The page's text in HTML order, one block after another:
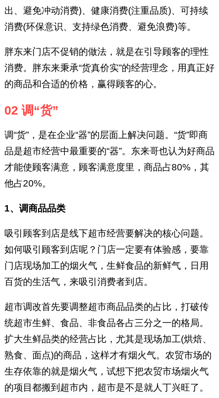
出、避免冲动消费)、健康消费(注重品质)、可持续
消费(环保意识、支持绿色消费、避免浪费)等。
胖东来门店不促销的做法，就是在引导顾客的理性
消费。胖东来秉承“货真价实”的经营理念，用真正好
的商品和合适的价格，赢得顾客的心。
02 调“货”
调“货”，是在企业“器”的层面上解决问题。“货”即商
品是超市经营中最重要的“器”。东来哥也认为好商品
才能使顾客满意，顾客满意度里，商品占80%，其
他占20%。
1、调商品品类
吸引顾客到店是线下超市经营要解决的核心问题。
如何吸引顾客到店呢？门店一定要有体验感，要靠
门店现场加工的烟火气，生鲜食品的新鲜气，日用
百货的生活气，来吸引消费者到店。
超市调改首先要调整超市商品品类的占比，打破传
统超市生鲜、食品、非食品各占三分之一的格局。
扩大生鲜品类的经营占比，尤其是现场加工(烘焙、
熟食、面点)的商品，这样才有烟火气。农贸市场的
生存依靠的就是烟火气，试想下把农贸市场烟火气
的项目都搬到超市内，超市是不是就人丁兴旺了。